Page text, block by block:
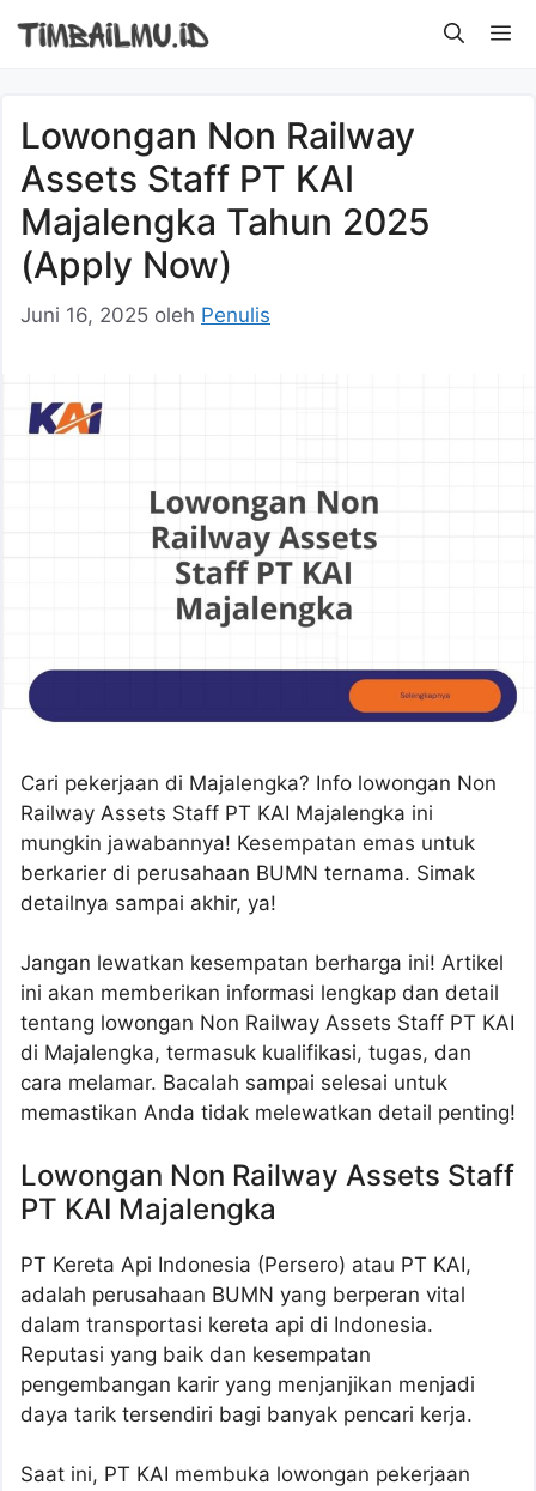
Lowongan Non Railway
Assets Staff PT KAI
Majalengka Tahun 2025
(Apply Now)
Juni 16, 2025 oleh Penulis
Cari pekerjaan di Majalengka? Info lowongan Non
Railway Assets Staff PT KAI Majalengka ini
mungkin jawabannya! Kesempatan emas untuk
berkarier di perusahaan BUMN ternama. Simak
detailnya sampai akhir, ya!
Jangan lewatkan kesempatan berharga ini! Artikel
ini akan memberikan informasi lengkap dan detail
tentang lowongan Non Railway Assets Staff PT KAI
di Majalengka, termasuk kualifikasi, tugas, dan
cara melamar. Bacalah sampai selesai untuk
memastikan Anda tidak melewatkan detail penting!
Lowongan Non Railway Assets Staff
PT KAI Majalengka
PT Kereta Api Indonesia (Persero) atau PT KAI,
adalah perusahaan BUMN yang berperan vital
dalam transportasi kereta api di Indonesia.
Reputasi yang baik dan kesempatan
pengembangan karir yang menjanjikan menjadi
daya tarik tersendiri bagi banyak pencari kerja.
Saat ini, PT KAI membuka lowongan pekerjaan